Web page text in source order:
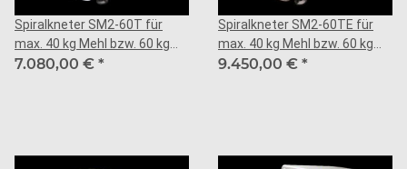
Spiralkneter SM2-60T für
max. 40 kg Mehl bzw. 60 kg
Teig
7.080,00 € *
Spiralkneter SM2-60TE für
max. 40 kg Mehl bzw. 60 kg
Teig
9.450,00 € *